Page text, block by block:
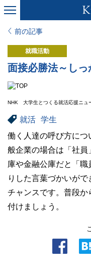
前の記事
就職活動
面接必勝法～し
NHK 大学生とつくる就活応援ニュ
就活 学生
働く人達の呼び方に
般企業の場合は「社
庫や金融公庫だと「
りした言葉づかいが
チャンスです。普段か
付けましょう。